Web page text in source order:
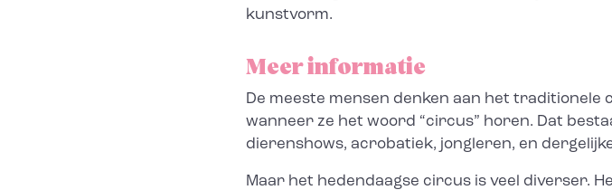
kunstvorm.
Meer informatie
De meeste mensen denken aan het traditionele
wanneer ze het woord “circus” horen. Dat
dierenshows, acrobatiek, jongleren, en
Maar het hedendaagse circus is veel diverser.